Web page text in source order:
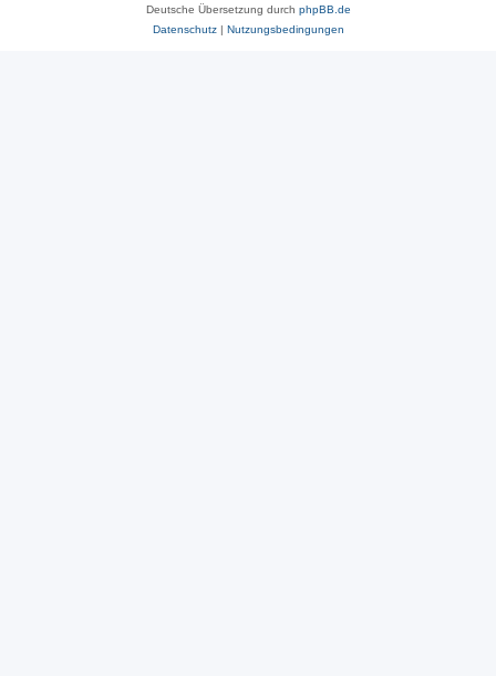
Deutsche Übersetzung durch phpBB.de
Datenschutz| Nutzungsbedingungen